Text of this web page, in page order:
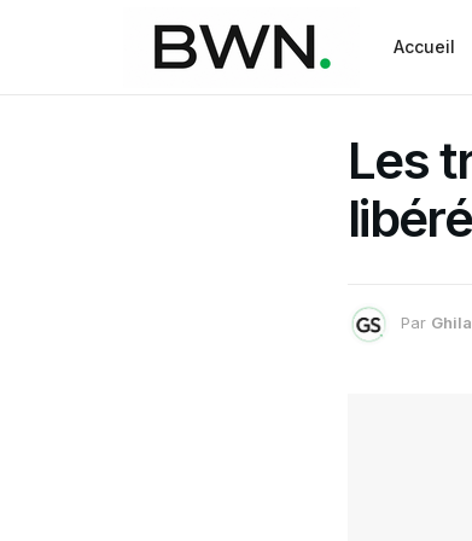
Accueil
Les
Par